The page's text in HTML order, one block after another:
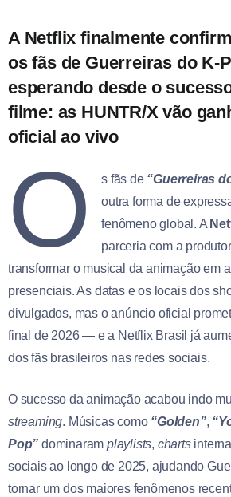
A Netflix finalmente
os fãs de Guerreiras do K-
esperando desde o
filme: as HUNTR/X vão
oficial ao vivo
O s fãs de “Guerreiras
outra forma de
fenômeno global. A
parceria com a
transformar o musical da animação em
presenciais. As datas e os locais dos
divulgados, mas o anúncio oficial
final de 2026 — e a Netflix Brasil já
dos fãs brasileiros nas redes sociais.
O sucesso da animação acabou indo
streaming. Músicas como “Golden”,
Pop” dominaramplaylists, charts
sociais ao longo de 2025, ajudando
tornar um dos maiores fenômenos